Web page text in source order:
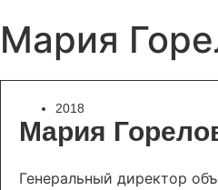
Мария
2018
Мария
Генеральный директор